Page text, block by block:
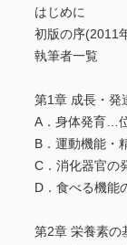
はじめに
初版の序(2011
執筆者一覧
第1章 成長・発
A．身体発育…
B．運動機能・
C．消化器官の
D．食べる機能
第2章 栄養素の